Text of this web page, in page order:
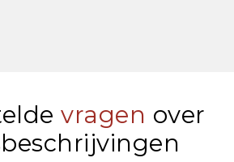
vragen over